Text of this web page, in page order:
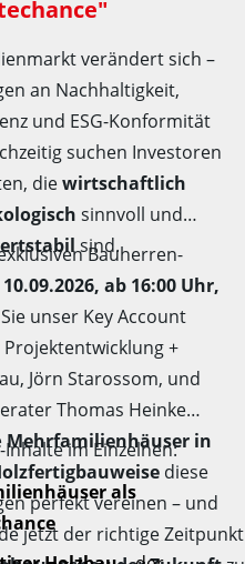
verändert sich –
an Nachhaltigkeit,
und ESG-Konformität
suchen Investoren
diewirtschaftlich
sinnvoll und
sind.
Bauherren-
10.09.2026, ab 16:00 Uhr,
unser Key Account
+
Jörn Starossom, und
Thomas Heinke
Mehrfamilienhäuser in
diese
perfekt vereinen – und
jetzt der richtige Zeitpunkt
im Einzelnen:
als